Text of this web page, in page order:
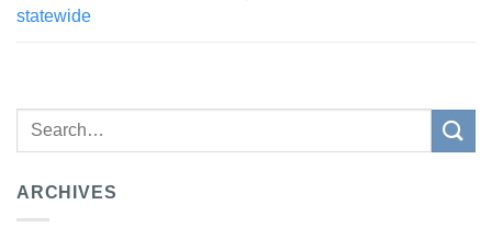
statewide
ARCHIVES